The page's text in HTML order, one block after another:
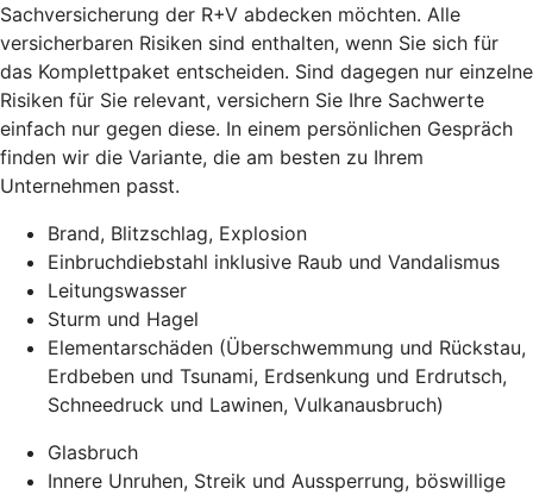
Sachversicherung der R+V abdecken möchten. Alle
versicherbaren Risiken sind enthalten, wenn Sie sich für
das Komplettpaket entscheiden. Sind dagegen nur einzelne
Risiken für Sie relevant, versichern Sie Ihre Sachwerte
einfach nur gegen diese. In einem persönlichen Gespräch
finden wir die Variante, die am besten zu Ihrem
Unternehmen passt.
Brand, Blitzschlag, Explosion
Einbruchdiebstahl inklusive Raub und Vandalismus
Leitungswasser
Sturm und Hagel
Elementarschäden (Überschwemmung und Rückstau,
Erdbeben und Tsunami, Erdsenkung und Erdrutsch,
Schneedruck und Lawinen, Vulkanausbruch)
Glasbruch
Innere Unruhen, Streik und Aussperrung, böswillige